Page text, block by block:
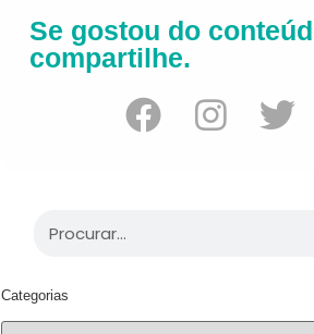
Se gostou do
compartilhe.
Categorias